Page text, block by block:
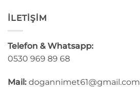
İLETİŞİM
Telefon & Whatsapp:
0530 969 89 68
Mail: dogannimet61@gmail.com